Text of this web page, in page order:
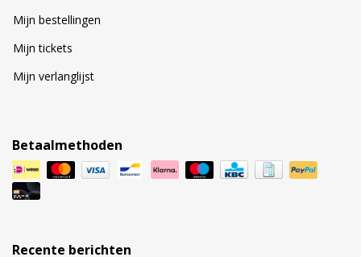
Mijn bestellingen
Mijn tickets
Mijn verlanglijst
Betaalmethoden
Recente berichten